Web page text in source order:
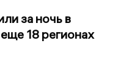
за ночь в
18 регионах